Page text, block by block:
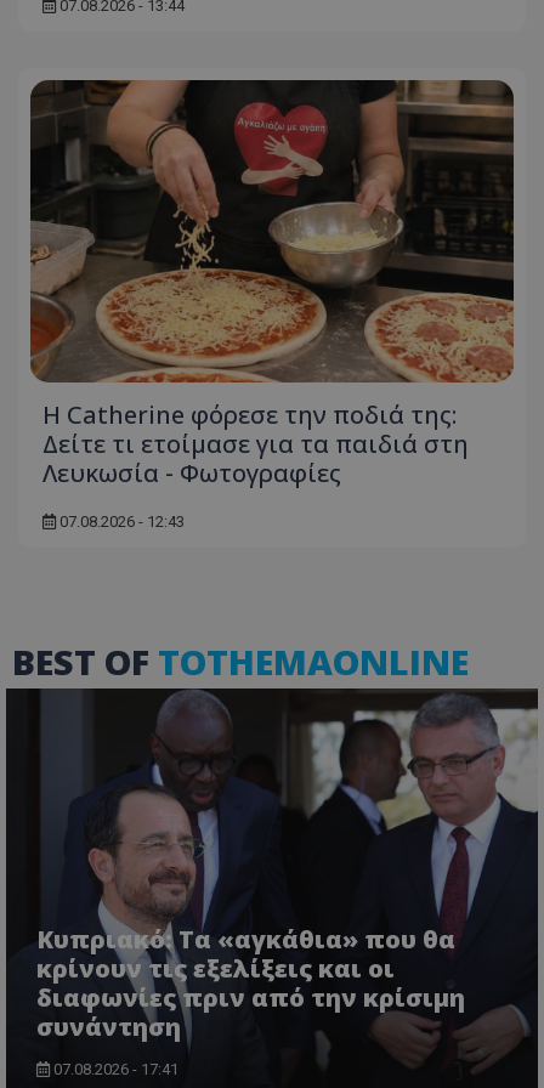
07.08.2026 - 13:44
Η Catherine φόρεσε την ποδιά της:
Δείτε τι ετοίμασε για τα παιδιά στη
Λευκωσία - Φωτογραφίες
07.08.2026 - 12:43
BEST OF TOTHEMAONLINE
Κυπριακό: Τα «αγκάθια» που θα
κρίνουν τις εξελίξεις και οι
διαφωνίες πριν από την κρίσιμη
συνάντηση
07.08.2026 - 17:41
Ονοματεπώνυμο
Προμηθευτής/Πεδίο
usprivacy
.lifenewscy.tothemaonline.com
ASP.NET_SessionId
Microsoft Corporation
VISITOR_PRIVACY_METADATA
YouTube
.youtube.com